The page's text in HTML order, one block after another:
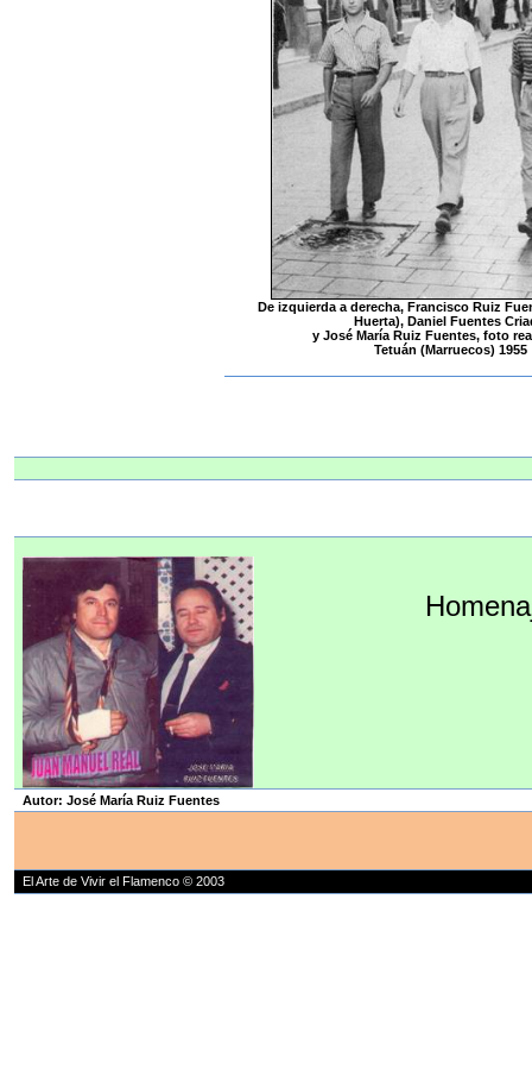
De izquierda a derecha, Francisco Ruiz
Huerta), Daniel Fuentes
y José María Ruiz Fuentes, foto
Tetuán (Marruecos) 1955
Autor: José María Ruiz Fuentes
El Arte de Vivir el Flamenco © 2003